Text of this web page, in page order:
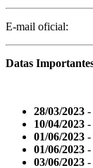
E-mail oficial:
Datas
28/03/2023 -
10/04/2023 -
01/06/2023 -
01/06/2023 -
03/06/2023 -